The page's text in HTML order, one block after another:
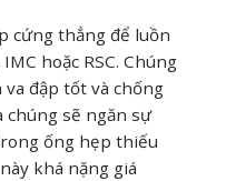
cứng thẳng để luồn
hoặc RSC. Chúng
đập tốt và chống
chúng sẽ ngăn sự
ống hẹp thiếu
khá nặng giá